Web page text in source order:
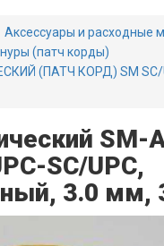
Аксессуары и расходные
(патч корды)
(ПАТЧ КОРД) SM SC/
SM-
SC/UPC,
3.0 мм,